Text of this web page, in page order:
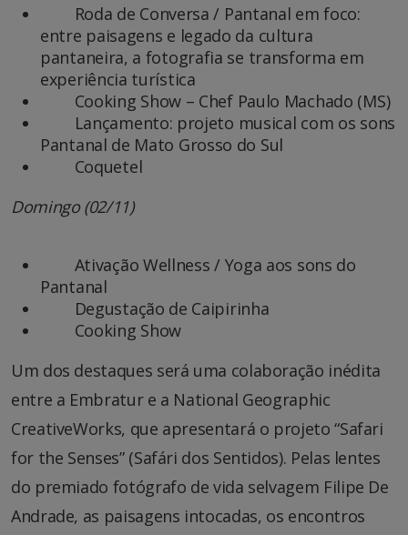
Roda de Conversa / Pantanal em foco:
entre paisagens e legado da cultura
pantaneira, a fotografia se transforma em
experiência turística
Cooking Show – Chef Paulo Machado (MS)
Lançamento: projeto musical com os sons
Pantanal de Mato Grosso do Sul
Coquetel
Domingo (02/11)
Ativação Wellness / Yoga aos sons do
Pantanal
Degustação de Caipirinha
Cooking Show
Um dos destaques será uma colaboração inédita
entre a Embratur e a National Geographic
CreativeWorks, que apresentará o projeto “Safari
for the Senses” (Safári dos Sentidos). Pelas lentes
do premiado fotógrafo de vida selvagem Filipe De
Andrade, as paisagens intocadas, os encontros